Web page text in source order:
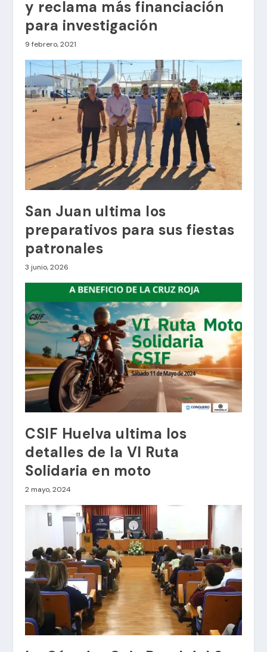
y reclama más financiación
para investigación
9 febrero, 2021
San Juan ultima los
preparativos para sus fiestas
patronales
3 junio, 2026
CSIF Huelva ultima los
detalles de la VI Ruta
Solidaria en moto
2 mayo, 2024